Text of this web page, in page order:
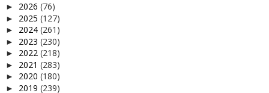
► 2026 (76)
► 2025 (127)
► 2024 (261)
► 2023 (230)
► 2022 (218)
► 2021 (283)
► 2020 (180)
► 2019 (239)